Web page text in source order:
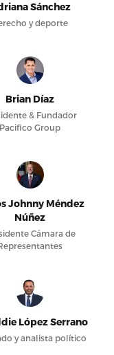
Sánchez
y deporte
Brian Díaz
& Fundador
Pacifico Group
Johnny Méndez
Núñez
Cámara de
López Serrano
y analista político